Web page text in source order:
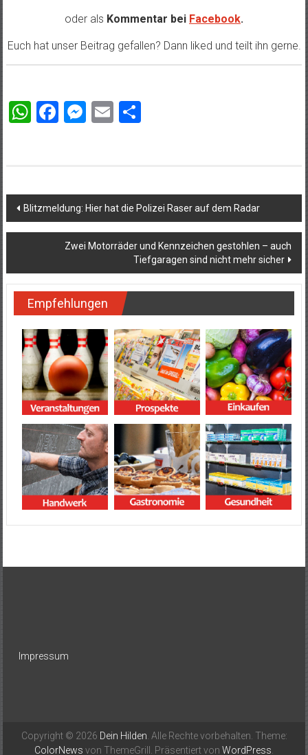
oder als Kommentar bei Facebook.
Euch hat unser Beitrag gefallen? Dann liked und teilt ihn gerne.
WhatsApp
Facebook
Messenger
Email
Beitragsnavigation
Blitzmeldung: Hier hat die Polizei Raser auf dem Radar
Zwei Motorräder und Kennzeichen gestohlen – auch
Tiefgaragen sind nicht mehr sicher
Empfehlungen
Impressum
Copyright © 2026 Dein Hilden . Alle Rechte vorbehalten. Theme:
ColorNews von ThemeGrill. Präsentiert von WordPress